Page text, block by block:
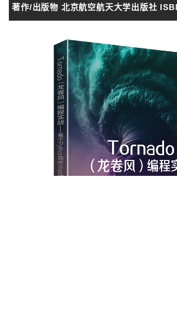
著作/出版物 北京航空航天大学出版社